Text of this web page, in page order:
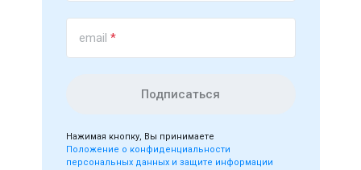
email *
Подписаться
Нажимая кнопку, Вы принимаете
Положение о конфиденциальности
персональных данных и защите информации